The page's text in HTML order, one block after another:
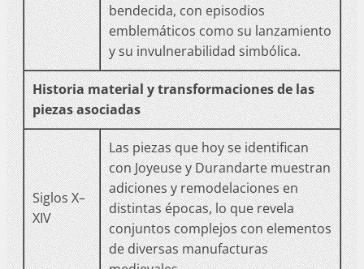
bendecida, con episodios
emblemáticos como su lanzamiento
y su invulnerabilidad simbólica.
Historia material y transformaciones de las
piezas asociadas
Siglos X–
XIV
Las piezas que hoy se identifican
con Joyeuse y Durandarte muestran
adiciones y remodelaciones en
distintas épocas, lo que revela
conjuntos complejos con elementos
de diversas manufacturas